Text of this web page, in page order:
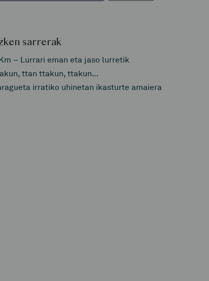
sarrerak
– Lurrari eman eta jaso lurretik
ttan ttakun, ttakun…
irratiko uhinetan ikasturte amaiera